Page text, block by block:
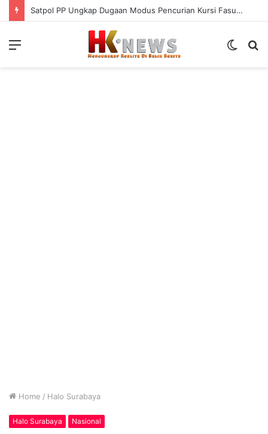
Satpol PP Ungkap Dugaan Modus Pencurian Kursi Fasum Pemkot Surabaya Pakai Ambulans
Menu
Switch
Home / Halo Surabaya
Halo Surabaya Nasional